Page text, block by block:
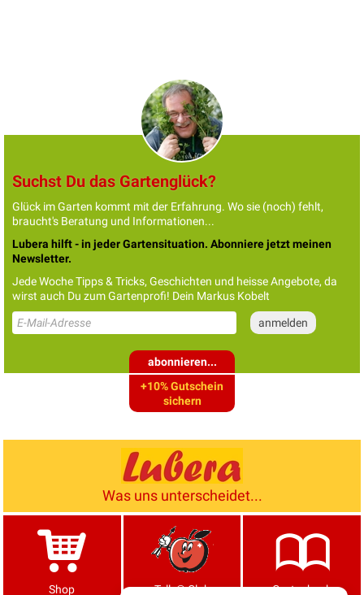
Suchst Du das Gartenglück?
Glück im Garten kommt mit der Erfahrung. Wo sie (noch) fehlt,
braucht's Beratung und Informationen...
Lubera hilft - in jeder Gartensituation. Abonniere jetzt meinen
Newsletter.
Jede Woche Tipps & Tricks, Geschichten und heisse Angebote, da
wirst auch Du zum Gartenprofi! Dein Markus Kobelt
abonnieren...
+10% Gutschein
sichern
Was uns unterscheidet...
Shop Tells® Club Gartenbuch